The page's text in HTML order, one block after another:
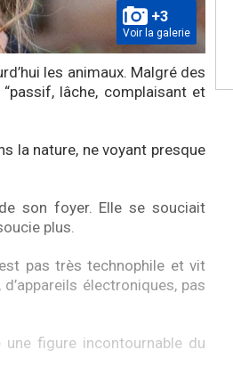
+3
Voir la galerie
les animaux. Malgré des
lâche, complaisant et
la nature, ne voyant presque
son foyer. Elle se souciait
plus.
pas très technophile et vit
électroniques, pas
figure incontournable du